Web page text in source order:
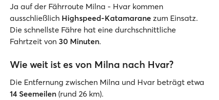
Ja auf der Fährroute Milna - Hvar kommen
ausschließlich Highspeed-Katamarane zum Einsatz.
Die schnellste Fähre hat eine durchschnittliche
Fahrtzeit von 30 Minuten.
Wie weit ist es von Milna nach Hvar?
Die Entfernung zwischen Milna und Hvar beträgt etwa
14 Seemeilen (rund 26 km).